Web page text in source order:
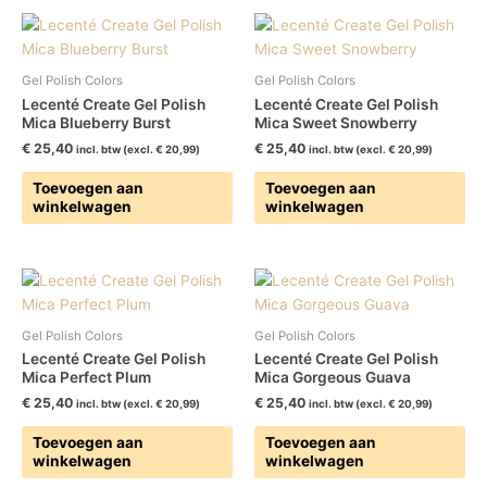
Gel Polish Colors
Lecenté Create Gel Polish
Mica Blueberry Burst
€ 25,40 incl. btw (excl. € 20,99)
Toevoegen aan
winkelwagen
Gel Polish Colors
Lecenté Create Gel Polish
Mica Sweet Snowberry
€ 25,40 incl. btw (excl. € 20,99)
Toevoegen aan
winkelwagen
Gel Polish Colors
Lecenté Create Gel Polish
Mica Perfect Plum
€ 25,40 incl. btw (excl. € 20,99)
Toevoegen aan
winkelwagen
Gel Polish Colors
Lecenté Create Gel Polish
Mica Gorgeous Guava
€ 25,40 incl. btw (excl. € 20,99)
Toevoegen aan
winkelwagen